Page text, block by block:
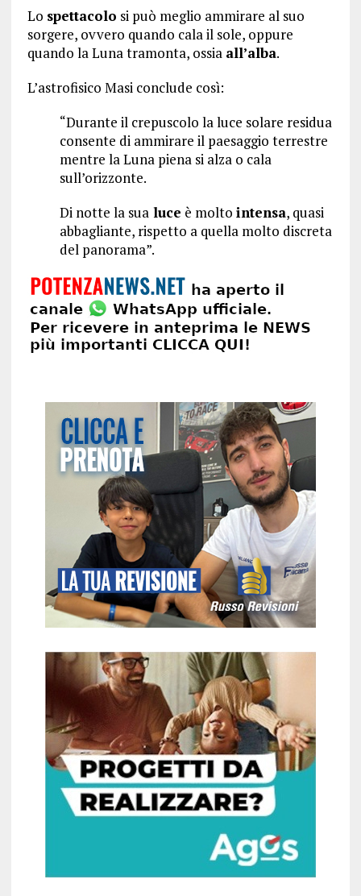
Lo spettacolo si può meglio ammirare al suo
sorgere, ovvero quando cala il sole, oppure
quando la Luna tramonta, ossia all’alba.
L’astrofisico Masi conclude così:
“Durante il crepuscolo la luce solare residua
consente di ammirare il paesaggio terrestre
mentre la Luna piena si alza o cala
sull’orizzonte.
Di notte la sualuce è molto intensa, quasi
abbagliante, rispetto a quella molto discreta
del panorama”.